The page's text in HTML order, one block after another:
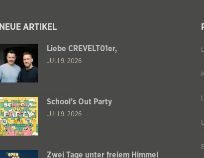
NEUE ARTIKEL
Liebe CREVELT01er,
JULI 9, 2026
School’s Out Party
JULI 9, 2026
Zwei Tage unter freiem Himmel